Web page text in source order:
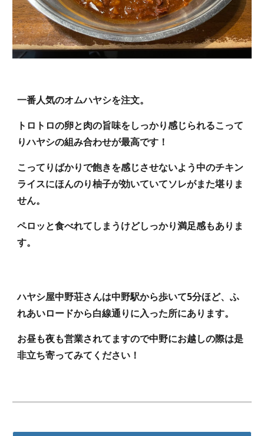
一番人気のオムハヤシを注文。
トロトロの卵と肉の旨味をしっかり感じられるこって
りハヤシの組み合わせが最高です！
こってりばかりで飽きを感じさせないよう中のチキン
ライスにほんのり柚子が効いていてソレがまた堪りま
せん。
ペロッと食べれてしまうけどしっかり満足感もありま
す。
ハヤシ屋中野荘さんは中野駅から歩いて5分ほど、ふ
れあいロードから白線通りに入った所にあります。
お昼も夜も営業されてますので中野にお越しの際は是
非立ち寄ってみてください！